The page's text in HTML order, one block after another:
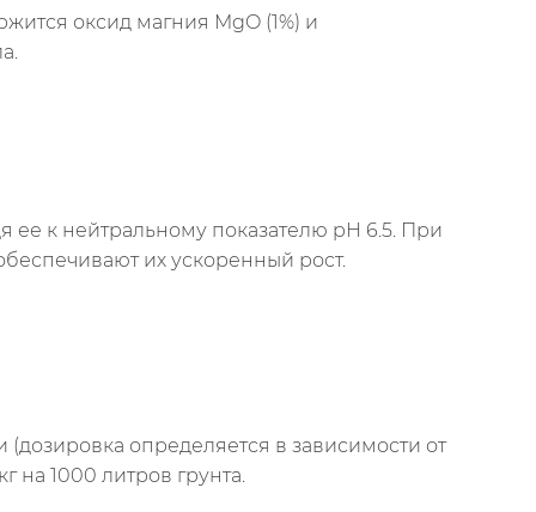
оксид магния MgO (1%) и
ее к нейтральному показателю pH 6.5. При
их ускоренный рост.
(дозировка определяется в зависимости от
на 1000 литров грунта.